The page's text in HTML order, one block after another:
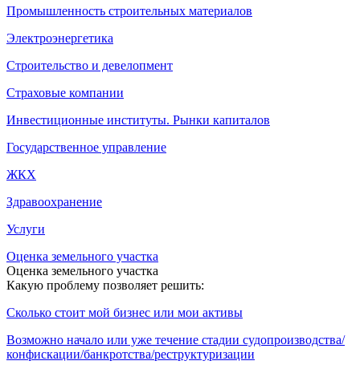
Промышленность строительных материалов
Электроэнергетика
Строительство и девелопмент
Страховые компании
Инвестиционные институты. Рынки капиталов
Государственное управление
ЖКХ
Здравоохранение
Услуги
Оценка земельного участка
Оценка земельного участка
Какую проблему позволяет решить:
Сколько стоит мой бизнес или мои активы
Возможно начало или уже течение стадии судопроизводства/
конфискации/банкротства/реструктуризации